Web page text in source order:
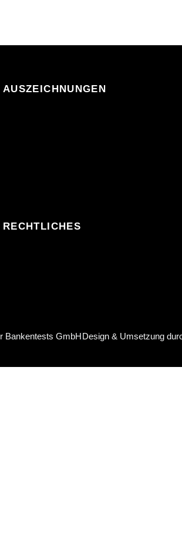
AUSZEICHNUNGEN
RECHTLICHES
Bankentests GmbHDesign & Umsetzung